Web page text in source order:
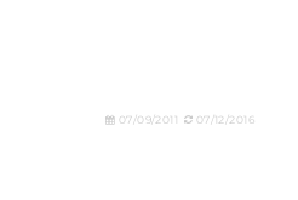
07/09/2011 07/12/2016